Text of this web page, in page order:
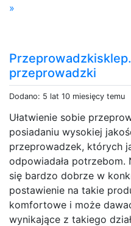
»
przeprowadzki
Dodano: 5 lat 10 miesięcy temu
Ułatwienie sobie
posiadaniu wysokiej
przeprowadzek, których
odpowiadała
się bardzo dobrze w
postawienie na takie
komfortowe i może
wynikające z takiego